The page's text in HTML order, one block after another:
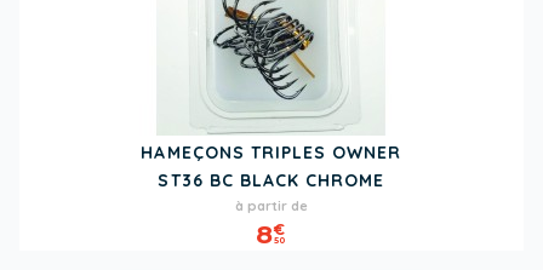
HAMEÇONS TRIPLES OWNER
ST36 BC BLACK CHROME
Prix
à partir de
8€
50